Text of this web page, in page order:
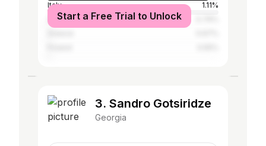
Italy
1.11%
Germany
Start a Free Trial to Unlock
3. Sandro Gotsiridze
Georgia